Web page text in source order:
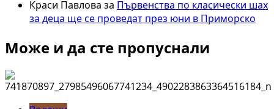
Краси Павлова за Първенства по класически шах
за деца ще се проведат през юни в Приморско
Може и да сте пропуснали